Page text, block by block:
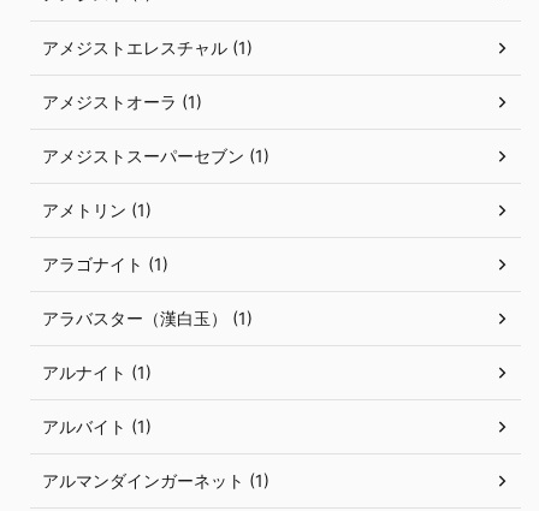
アメジストエレスチャル (1)
アメジストオーラ (1)
アメジストスーパーセブン (1)
アメトリン (1)
アラゴナイト (1)
アラバスター（漢白玉） (1)
アルナイト (1)
アルバイト (1)
アルマンダインガーネット (1)